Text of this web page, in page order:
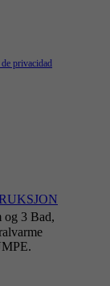
privacidad
og 3 Bad,